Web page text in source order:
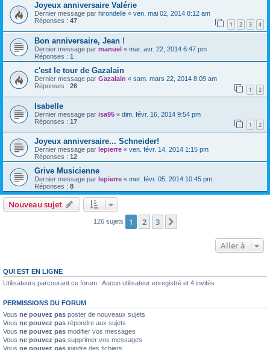
Joyeux anniversaire Valérie
Dernier message par hirondelle « ven. mai 02, 2014 8:12 am
Réponses : 47 1 2 3 4
Bon anniversaire, Jean !
Dernier message par manuel « mar. avr. 22, 2014 6:47 pm
Réponses : 1
c'est le tour de Gazalain
Dernier message par Gazalain « sam. mars 22, 2014 8:09 am
Réponses : 26 1 2
Isabelle
Dernier message par isa95 « dim. févr. 16, 2014 9:54 pm
Réponses : 17 1 2
Joyeux anniversaire... Schneider!
Dernier message par lepierre « ven. févr. 14, 2014 1:15 pm
Réponses : 12
Grive Musicienne
Dernier message par lepierre « mer. févr. 05, 2014 10:45 pm
Réponses : 8
Nouveau sujet
126 sujets 1 2 3
Aller à
QUI EST EN LIGNE
Utilisateurs parcourant ce forum : Aucun utilisateur enregistré et 4 invités
PERMISSIONS DU FORUM
Vous ne pouvez pas poster de nouveaux sujets
Vous ne pouvez pas répondre aux sujets
Vous ne pouvez pas modifier vos messages
Vous ne pouvez pas supprimer vos messages
Vous ne pouvez pas joindre des fichiers